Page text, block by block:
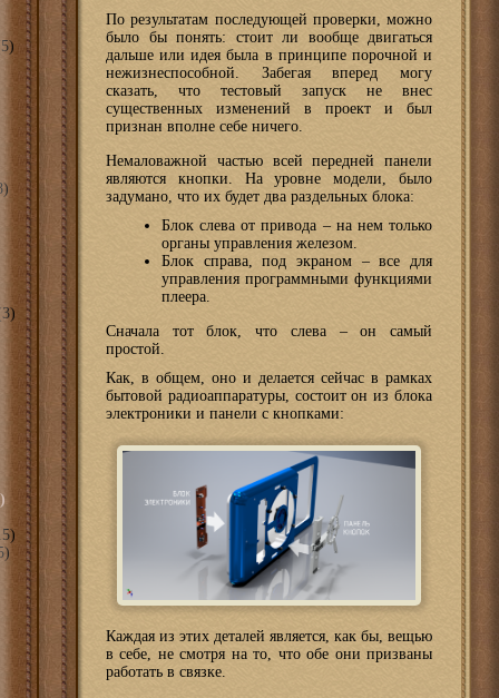
По результатам последующей проверки, можно
было бы понять: стоит ли вообще двигаться
дальше или идея была в принципе порочной и
нежизнеспособной. Забегая вперед могу
сказать, что тестовый запуск не внес
существенных изменений в проект и был
признан вполне себе ничего.
Немаловажной частью всей передней панели
являются кнопки. На уровне модели, было
задумано, что их будет два раздельных блока:
Блок слева от привода – на нем только
органы управления железом.
Блок справа, под экраном – все для
управления программными функциями
плеера.
Сначала тот блок, что слева – он самый
простой.
Как, в общем, оно и делается сейчас в рамках
бытовой радиоаппаратуры, состоит он из блока
электроники и панели с кнопками:
Каждая из этих деталей является, как бы, вещью
в себе, не смотря на то, что обе они призваны
работать в связке.